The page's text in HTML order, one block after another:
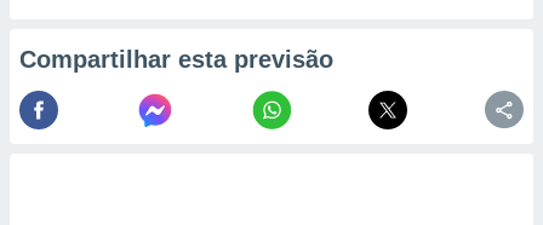
Compartilhar esta previsão